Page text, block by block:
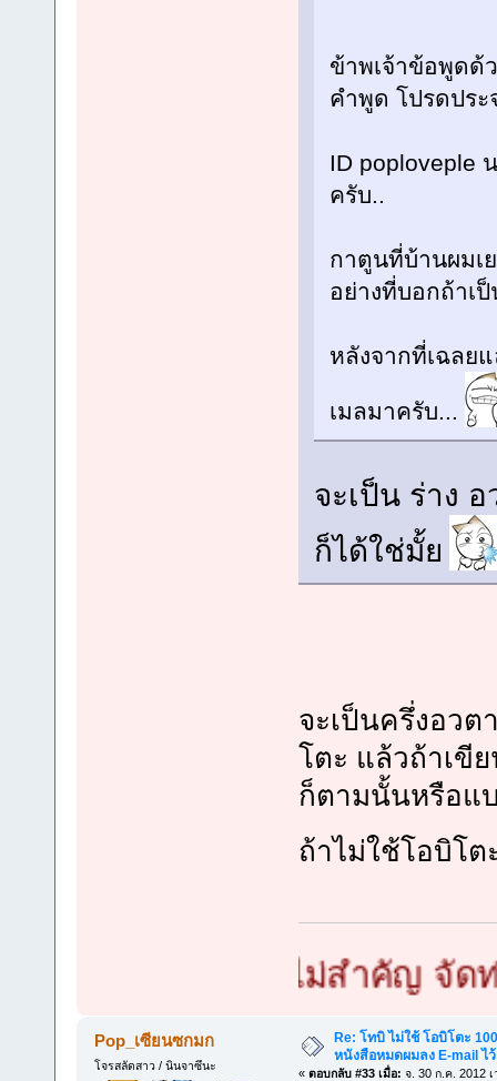
ข้าพเจ้าข้อพูดด้
คำพูด โปรดปร
ID poploveple
ครับ..
กาตูนที่บ้านผมเ
อย่างที่บอกถ้าเ
หลังจากที่เฉลย
เมลมาครับ...
จะเป็น ร่าง
ก็ได้ใช่มั้ย
จะเป็นครึ่งอว
โตะ แล้วถ้าเขี
ก็ตามนั้นหรือแ
ถ้าไม่ใช้โอบิโ
ก เล็กใหญ่ไม่สำคัญ จัดท่ายา
Pop_เซียนซกมก
โจรสลัดสาว / นินจาซึนะ
Re: โทบิ ไม่ใช้ โอบิโตะ
หนังสือหมดผมลง E-mail
« ตอบกลับ #33 เมื่อ: จ. 30 ก.ค. 2012